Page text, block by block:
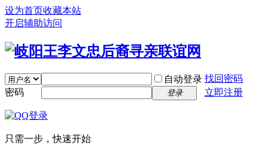
设为首页收藏本站
开启辅助访问
自动登录 找回密码
密码
登录 立即注册
只需一步，快速开始